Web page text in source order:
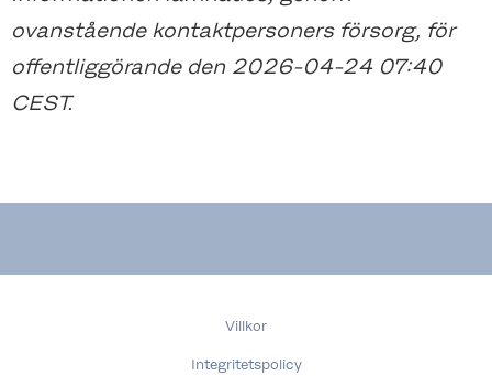
ovanstående kontaktpersoners försorg, för
offentliggörande den 2026-04-24 07:40
CEST.
Villkor
Integritetspolicy